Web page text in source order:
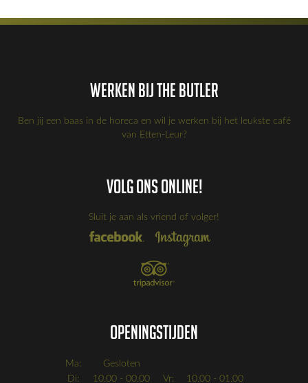
Werken bij the Butler
Ben jij een baas in de horeca en wil je werken bij het leukste café
van Etten-Leur?
Volg ons online!
Sluit je aan als vriend of volger!
Openingstijden
Ma:
Gesloten
Di:
10.00 - 00.00 Vr: 10.00 - 01.00